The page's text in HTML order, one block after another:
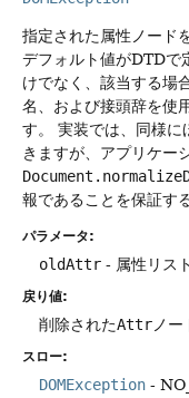
指定された属性ノード
デフォルト値がDTDで
けでなく、該当する場
名、および接頭辞を使
す。
実装では、同様に
きますが、アプリケー
報であることを保証す
パラメータ:
oldAttr - 属性リス
戻り値:
削除されたAttrノー
スロー:
DOMException -